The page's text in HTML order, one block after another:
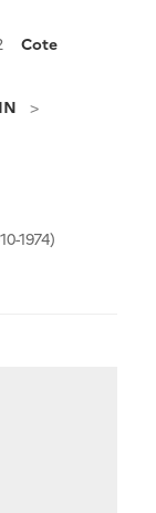
Cote
1974)